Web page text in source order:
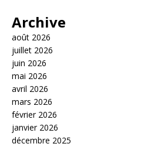
Archive
août 2026
juillet 2026
juin 2026
mai 2026
avril 2026
mars 2026
février 2026
janvier 2026
décembre 2025